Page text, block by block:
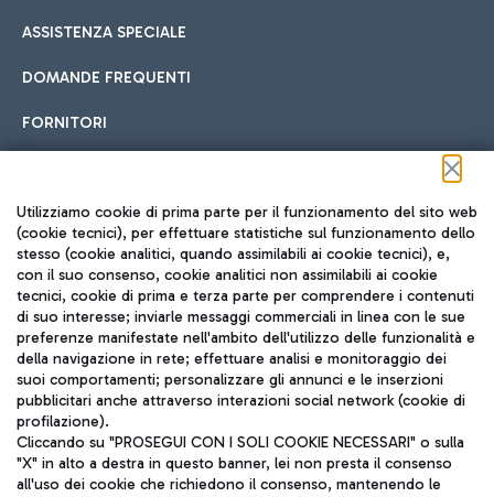
ASSISTENZA SPECIALE
DOMANDE FREQUENTI
FORNITORI
Seguici sui social
TRAVEL JOURNAL
ITA
Utilizziamo cookie di prima parte per il funzionamento del sito web
(cookie tecnici), per effettuare statistiche sul funzionamento dello
stesso (cookie analitici, quando assimilabili ai cookie tecnici), e,
con il suo consenso, cookie analitici non assimilabili ai cookie
tecnici, cookie di prima e terza parte per comprendere i contenuti
di suo interesse; inviarle messaggi commerciali in linea con le sue
preferenze manifestate nell'ambito dell'utilizzo delle funzionalità e
della navigazione in rete; effettuare analisi e monitoraggio dei
suoi comportamenti; personalizzare gli annunci e le inserzioni
pubblicitari anche attraverso interazioni social network (cookie di
profilazione).
Cliccando su "PROSEGUI CON I SOLI COOKIE NECESSARI" o sulla
"X" in alto a destra in questo banner, lei non presta il consenso
all'uso dei cookie che richiedono il consenso, mantenendo le